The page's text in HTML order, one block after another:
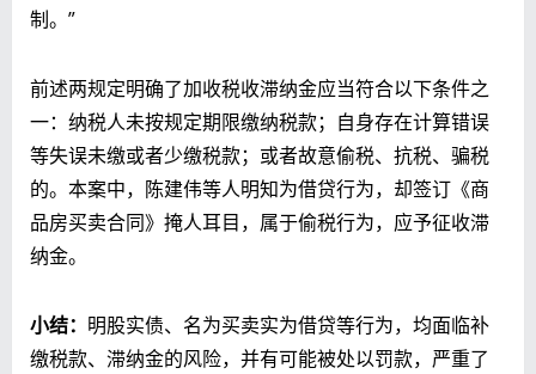
制。”
前述两规定明确了加收税收滞纳金应当符合以下条件之
一：纳税人未按规定期限缴纳税款；自身存在计算错误
等失误未缴或者少缴税款；或者故意偷税、抗税、骗税
的。本案中，陈建伟等人明知为借贷行为，却签订《商
品房买卖合同》掩人耳目，属于偷税行为，应予征收滞
纳金。
小结： 明股实债、名为买卖实为借贷等行为，均面临补
缴税款、滞纳金的风险，并有可能被处以罚款，严重了